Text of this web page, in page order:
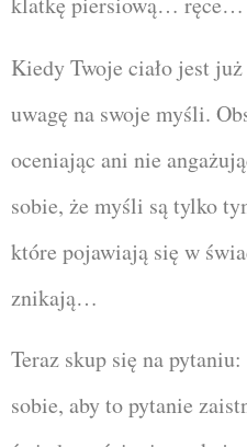
Kiedy Twoje ciało jest
uwagę na swoje myśli.
oceniając ani nie
sobie, że myśli są tylko
które pojawiają się w
znikają…
Teraz skup się na
sobie, aby to pytanie